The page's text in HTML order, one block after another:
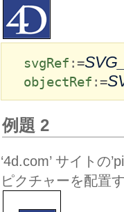
svgRef :=
objectRef :=
例題 2
‘4d.com’ サイトの
ピクチャーを配置